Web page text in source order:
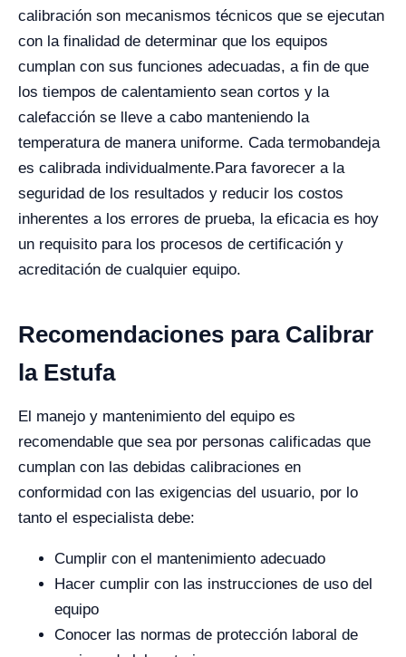
calibración son mecanismos técnicos que se ejecutan
con la finalidad de determinar que los equipos
cumplan con sus funciones adecuadas, a fin de que
los tiempos de calentamiento sean cortos y la
calefacción se lleve a cabo manteniendo la
temperatura de manera uniforme. Cada termobandeja
es calibrada individualmente.Para favorecer a la
seguridad de los resultados y reducir los costos
inherentes a los errores de prueba, la eficacia es hoy
un requisito para los procesos de certificación y
acreditación de cualquier equipo.
Recomendaciones para Calibrar
la Estufa
El manejo y mantenimiento del equipo es
recomendable que sea por personas calificadas que
cumplan con las debidas calibraciones en
conformidad con las exigencias del usuario, por lo
tanto el especialista debe:
Cumplir con el mantenimiento adecuado
Hacer cumplir con las instrucciones de uso del
equipo
Conocer las normas de protección laboral de